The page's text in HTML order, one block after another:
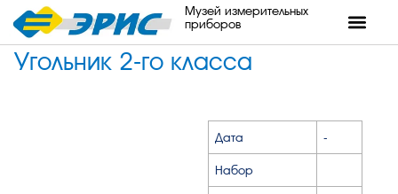
Музей измерительных
приборов
Угольник 2-го класса
Дата -
Набор